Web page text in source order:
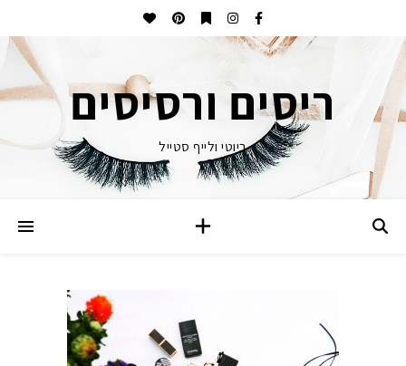
ריסים ורסיסים
ביוטי ולייף סטייל